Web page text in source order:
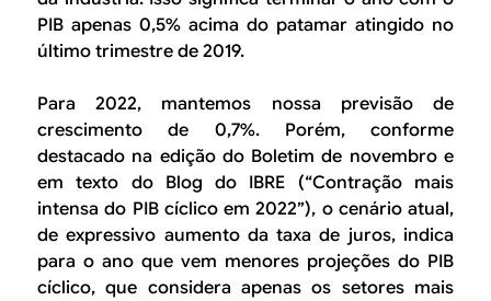
PIB apenas 0,5% acima do patamar atingido no
último trimestre de 2019.
Para 2022, mantemos nossa previsão de
crescimento de 0,7%. Porém, conforme
destacado na edição do Boletim de novembro e
em texto do Blog do IBRE (“Contração mais
intensa do PIB cíclico em 2022”), o cenário atual,
de expressivo aumento da taxa de juros, indica
para o ano que vem menores projeções do PIB
cíclico, que considera apenas os setores mais